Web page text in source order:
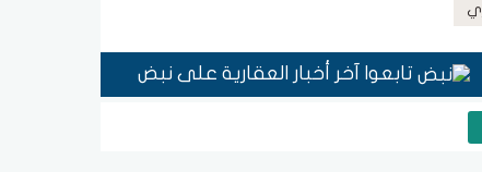
تابعوا آخر أخبار العقارية على نبض